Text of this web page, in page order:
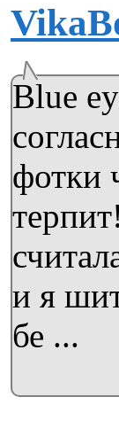
Blue
фотки
и я
бе ...